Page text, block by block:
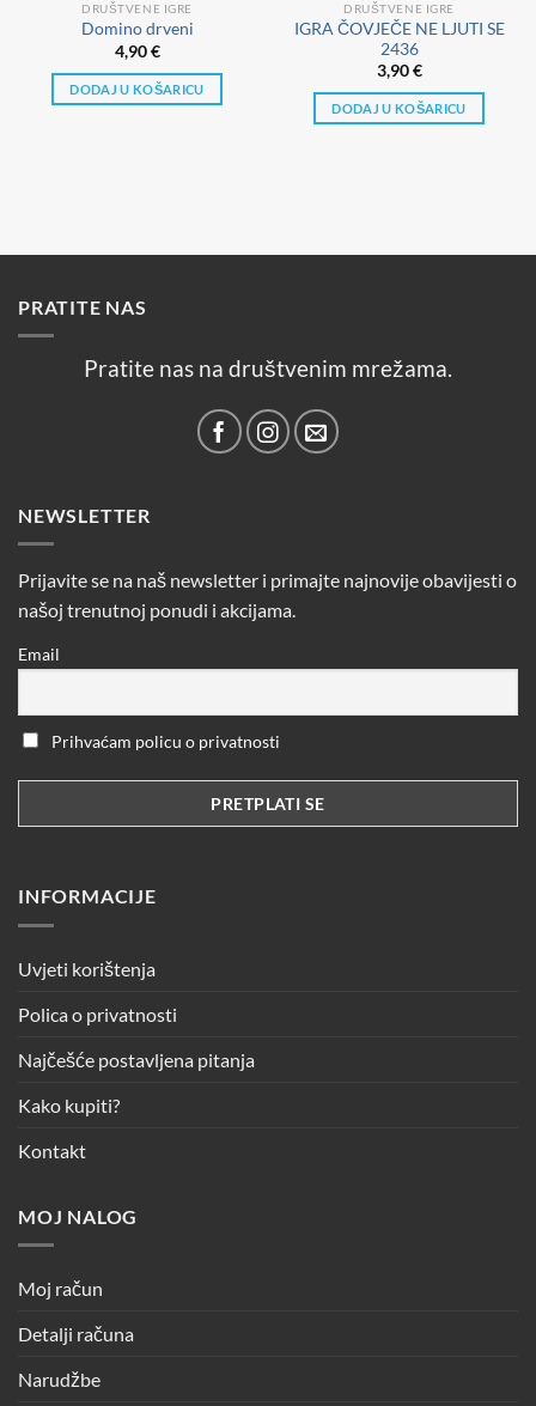
DRUŠTVENE IGRE
Domino drveni
4,90€
DODAJ U KOŠARICU
DRUŠTVENE IGRE
IGRA ČOVJEČE NE LJUTI SE
2436
3,90€
DODAJ U KOŠARICU
PRATITE NAS
Pratite nas na društvenim mrežama.
NEWSLETTER
Prijavite se na naš newsletter i primajte najnovije obavijesti o
našoj trenutnoj ponudi i akcijama.
Email
Prihvaćam policu o privatnosti
INFORMACIJE
Uvjeti korištenja
Polica o privatnosti
Najčešće postavljena pitanja
Kako kupiti?
Kontakt
MOJ NALOG
Moj račun
Detalji računa
Narudžbe